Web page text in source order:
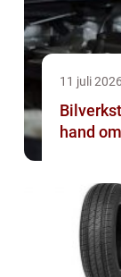
11 juli 2026
Bilverkstad så väljer du
hand